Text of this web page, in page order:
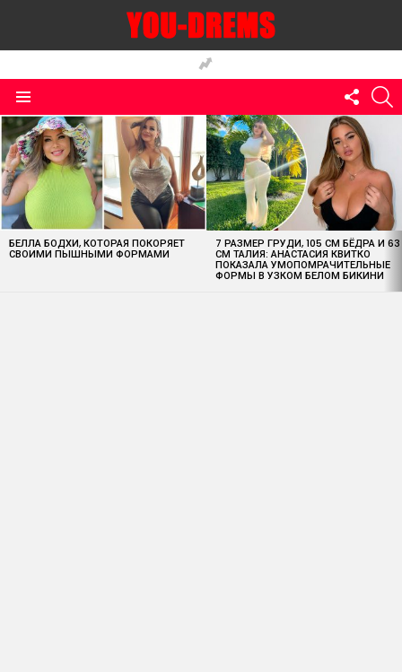
US
MOST
VIEWED
STORIES
БЕЛЛА БОДХИ, КОТОРАЯ ПОКОРЯЕТ
СВОИМИ ПЫШНЫМИ ФОРМАМИ
7 РАЗМЕР ГРУДИ, 105 СМ БЁДРА И 63
СМ ТАЛИЯ: АНАСТАСИЯ КВИТКО
ПОКАЗАЛА УМОПОМРАЧИТЕЛЬНЫЕ
ФОРМЫ В УЗКОМ БЕЛОМ БИКИНИ